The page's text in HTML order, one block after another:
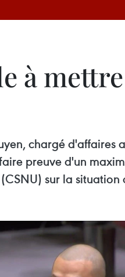
à
chargé d'affaires
preuve d'un
sur la